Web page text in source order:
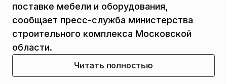
поставке мебели и оборудования,
сообщает пресс-служба министерства
строительного комплекса Московской
области.
Читать полностью